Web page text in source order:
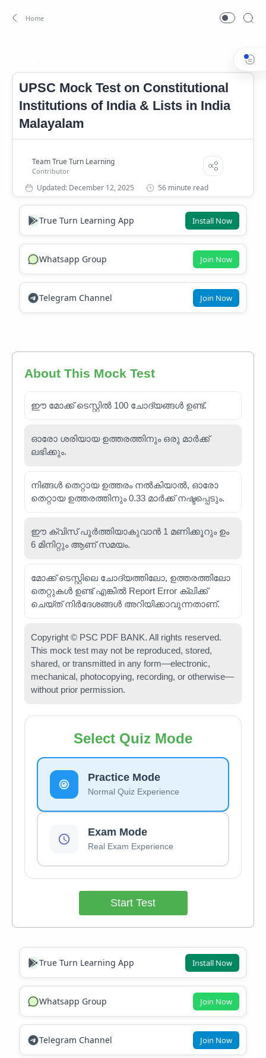
UPSC Mock Test on Constitutional
Institutions of India & Lists in India
Malayalam
56 minute read
True Turn Learning App Install Now
Whatsapp Group Join Now
Telegram Channel Join Now
About This Mock Test
ഈ മോക്ക് ടെസ്റ്റിൽ 100 ചോദ്യങ്ങൾ ഉണ്ട്.
ഓരോ ശരിയായ ഉത്തരത്തിനും ഒരു മാർക്ക്
ലഭിക്കും.
നിങ്ങൾ തെറ്റായ ഉത്തരം നൽകിയാൽ, ഓരോ
തെറ്റായ ഉത്തരത്തിനും 0.33 മാർക്ക് നഷ്ടപ്പെടും.
ഈ ക്വിസ് പൂർത്തിയാകുവാൻ 1 മണിക്കൂറും ഉം
6 മിനിറ്റും ആണ് സമയം.
മോക്ക് ടെസ്റ്റിലെ ചോദ്യത്തിലോ, ഉത്തരത്തിലോ
തെറ്റുകൾ ഉണ്ട് എങ്കിൽ Report Error ക്ലിക്ക്
ചെയ്ത് നിർദേശങ്ങൾ അറിയിക്കാവുന്നതാണ്.
Copyright © PSC PDF BANK. All rights reserved.
This mock test may not be reproduced, stored,
shared, or transmitted in any form—electronic,
mechanical, photocopying, recording, or otherwise—
without prior permission.
Select Quiz Mode
Practice Mode
Normal Quiz Experience
Exam Mode
Real Exam Experience
Start Test
True Turn Learning App Install Now
Whatsapp Group Join Now
Telegram Channel Join Now